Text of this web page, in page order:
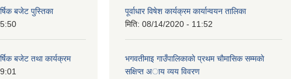
बजेट पुस्तिका
बजेट तथा कार्यक्रम
पूर्वाधार विषेश कार्यक्रम कार्यान्वयन तालिका
मिति: 08/14/2020 - 11:52
भगवतीमाइ गाउँपालिकाकाे प्रथम चाैमासिक सम्मकाे
सक्षिप्त अाय व्यय विवरण